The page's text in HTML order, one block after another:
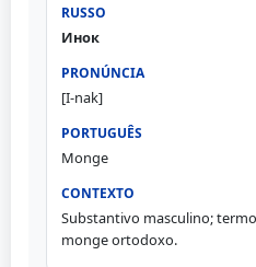
Инок
[I-nak]
Monge
Substantivo masculino;
monge ortodoxo.